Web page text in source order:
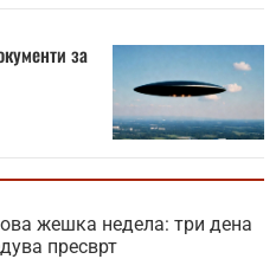
за
жешка недела: три дена
пресврт